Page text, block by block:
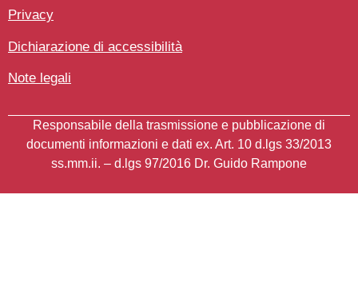
Privacy
Dichiarazione di accessibilità
Note legali
Responsabile della trasmissione e pubblicazione di
documenti informazioni e dati ex. Art. 10 d.lgs 33/2013
ss.mm.ii. – d.lgs 97/2016 Dr. Guido Rampone